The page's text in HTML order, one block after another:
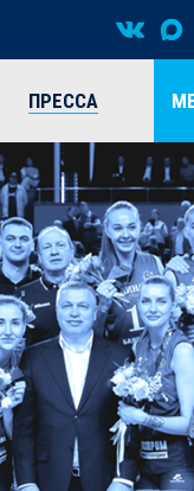
ПРЕССА